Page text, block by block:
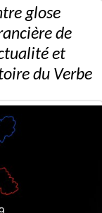
glose
de
et
du Verbe